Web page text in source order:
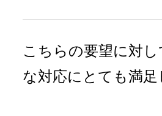
こちらの要望に対
な対応にとても満